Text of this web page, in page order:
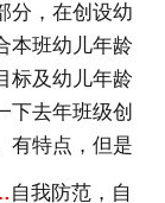
分，在创设幼
本班幼儿年龄
标及幼儿年龄
下去年班级创
有特点，但是
自我防范，自